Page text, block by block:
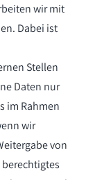
wir mit
Dabei ist
Stellen
Daten nur
im Rahmen
wir
von